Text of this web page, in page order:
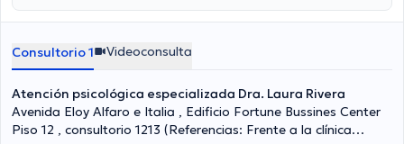
Consultorio 1 Videoconsulta
Atención psicológica especializada Dra. Laura Rivera
Avenida Eloy Alfaro e Italia , Edificio Fortune Bussines Center
Piso 12 , consultorio 1213 (Referencias: Frente a la clínica